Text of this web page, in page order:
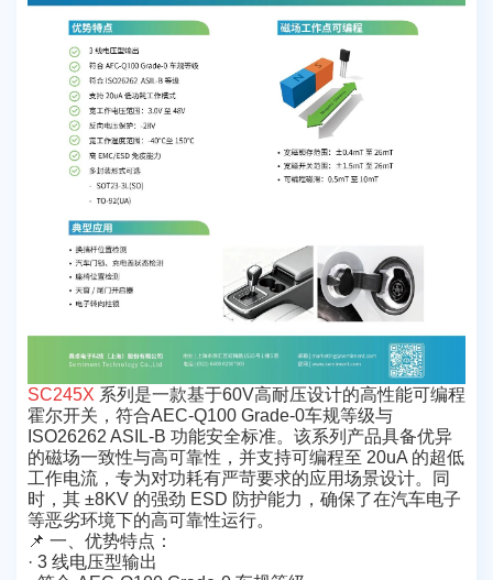
SC245X 系列是一款基于60V高耐压设计的高性能可编程
霍尔开关，符合AEC-Q100 Grade-0车规等级与
ISO26262 ASIL-B 功能安全标准。该系列产品具备优异
的磁场一致性与高可靠性，并支持可编程至 20uA 的超低
工作电流，专为对功耗有严苛要求的应用场景设计。同
时，其 ±8KV 的强劲 ESD 防护能力，确保了在汽车电子
等恶劣环境下的高可靠性运行。
📌 一、优势特点：
· 3 线电压型输出